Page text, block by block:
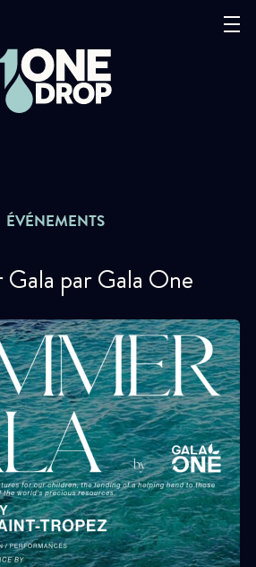
ÉVÉNEMENTS
par Gala One